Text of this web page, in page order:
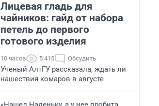
Лицевая гладь для
чайников: гайд от набора
петель до первого
готового изделия
10 часов 5 415 Обсудить
Ученый АлтГУ рассказала, ждать ли
нашествия комаров в августе